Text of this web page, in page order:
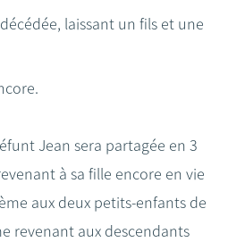
laissant un fils et une
Jean sera partagée en 3
à sa fille encore en vie
aux deux petits-enfants de
revenant aux descendants